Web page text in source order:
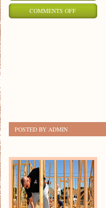
COMMENTS OFFON
POMAGAĆ?
POSTED BY ADMIN